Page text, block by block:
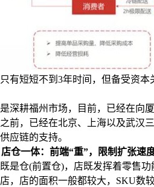
有短短不到3年时间，但备受资
深耕福州市场，目前，已经在向
前，已经在北京、上海以及武汉
应链的支持。
仓一体：前端“重”，限制扩张速
是仓(前置仓)，店既发挥着零售
，店的面积一般都较大，SKU数